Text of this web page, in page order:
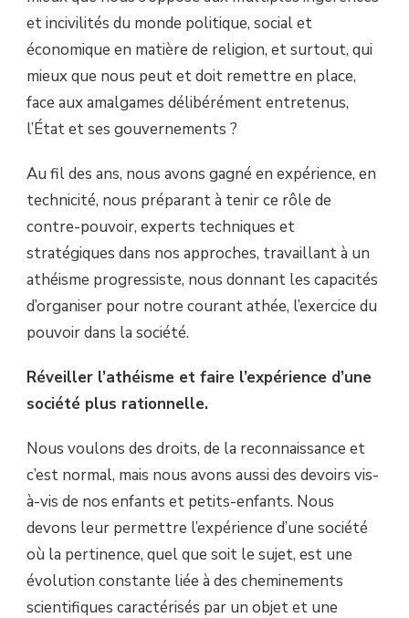
et incivilités du monde politique, social et
économique en matière de religion, et surtout, qui
mieux que nous peut et doit remettre en place,
face aux amalgames délibérément entretenus,
l’État et ses gouvernements ?
Au fil des ans, nous avons gagné en expérience, en
technicité, nous préparant à tenir ce rôle de
contre-pouvoir, experts techniques et
stratégiques dans nos approches, travaillant à un
athéisme progressiste, nous donnant les capacités
d’organiser pour notre courant athée, l’exercice du
pouvoir dans la société.
Réveiller l’athéisme et faire l’expérience d’une
société plus rationnelle.
Nous voulons des droits, de la reconnaissance et
c’est normal, mais nous avons aussi des devoirs vis-
à-vis de nos enfants et petits-enfants. Nous
devons leur permettre l’expérience d’une société
où la pertinence, quel que soit le sujet, est une
évolution constante liée à des cheminements
scientifiques caractérisés par un objet et une